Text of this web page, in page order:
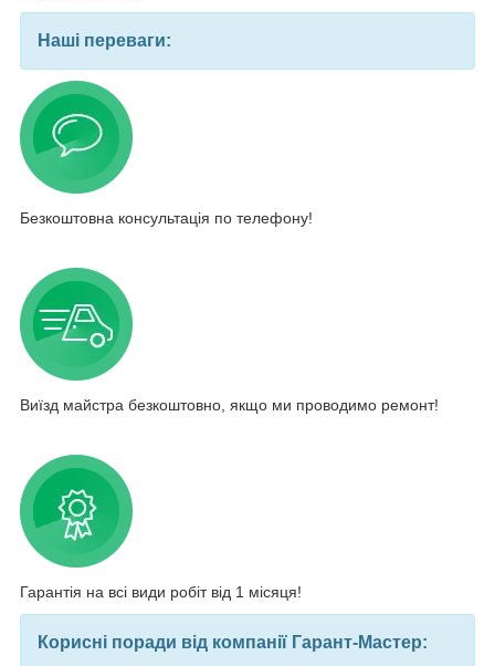
Наші переваги:
Безкоштовна консультація по телефону!
Виїзд майстра безкоштовно, якщо ми проводимо ремонт!
Гарантія на всі види робіт від 1 місяця!
Корисні поради від компанії Гарант-Мастер: